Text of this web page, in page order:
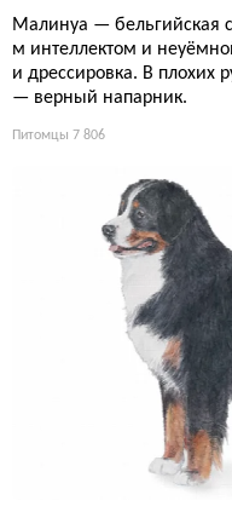
Малинуа — бельгийская
м интеллектом и
и дрессировка. В плохих
— верный напарник.
Питомцы 7 806